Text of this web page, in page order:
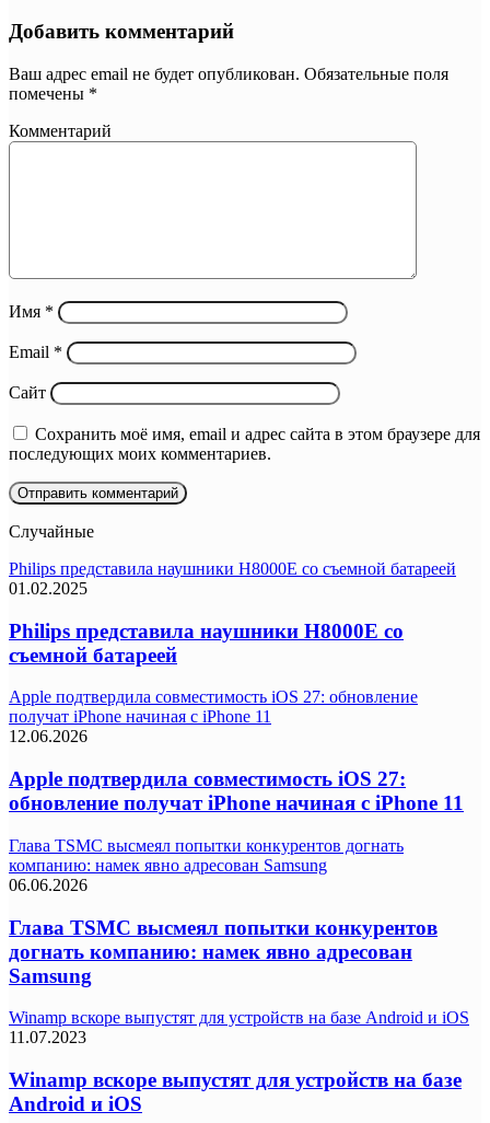
Добавить комментарий
Ваш адрес email не будет опубликован. Обязательные поля
помечены *
Комментарий
Имя *
Email *
Сайт
Сохранить моё имя, email и адрес сайта в этом браузере для
последующих моих комментариев.
Случайные
Philips представила наушники H8000E со съемной батареей
01.02.2025
Philips представила наушники H8000E со
съемной батареей
Apple подтвердила совместимость iOS 27: обновление
получат iPhone начиная с iPhone 11
12.06.2026
Apple подтвердила совместимость iOS 27:
обновление получат iPhone начиная с iPhone 11
Глава TSMC высмеял попытки конкурентов догнать
компанию: намек явно адресован Samsung
06.06.2026
Глава TSMC высмеял попытки конкурентов
догнать компанию: намек явно адресован
Samsung
Winamp вскоре выпустят для устройств на базе Android и iOS
11.07.2023
Winamp вскоре выпустят для устройств на базе
Android и iOS